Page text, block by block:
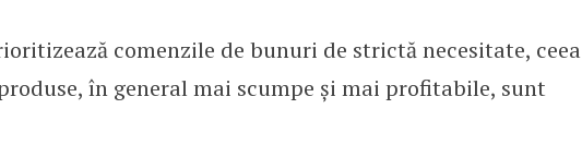
comenzile de bunuri de strictă necesitate, ceea
în general mai scumpe și mai profitabile, sunt